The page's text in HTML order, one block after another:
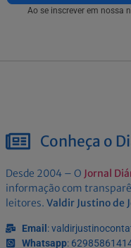
Ao se inscrever em nossa
Conheça o
Desde 2004 – O Jornal
informação com
leitores. Valdir Justino de
Email :
Whatsapp: